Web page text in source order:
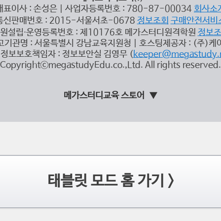
표이사 : 손성은 | 사업자등록번호 : 780-87-00034 회사소
신판매번호 : 2015-서울서초-0678 정보조회 구매안전서비
설립∙운영등록번호 : 제10176호 메가스터디원격학원 정보
기관명 : 서울특별시 강남교육지원청 | 호스팅제공자 : (주)케
보보호책임자 : 정보보안실 김영무 (
CopyrightⓒmegastudyEdu.co.,Ltd. All rights reserved.
메가스터디교육 스토어
태블릿 모드 홈 가기 >